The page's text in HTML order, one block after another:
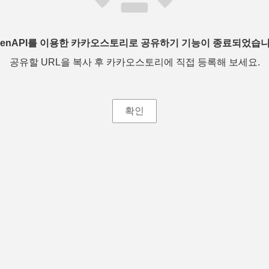
를 이용한 카카오스토리로 공유하기 기능이 종료되었습
공유할 URL을 복사 후 카카오스토리에 직접 등록해 보세요.
확인